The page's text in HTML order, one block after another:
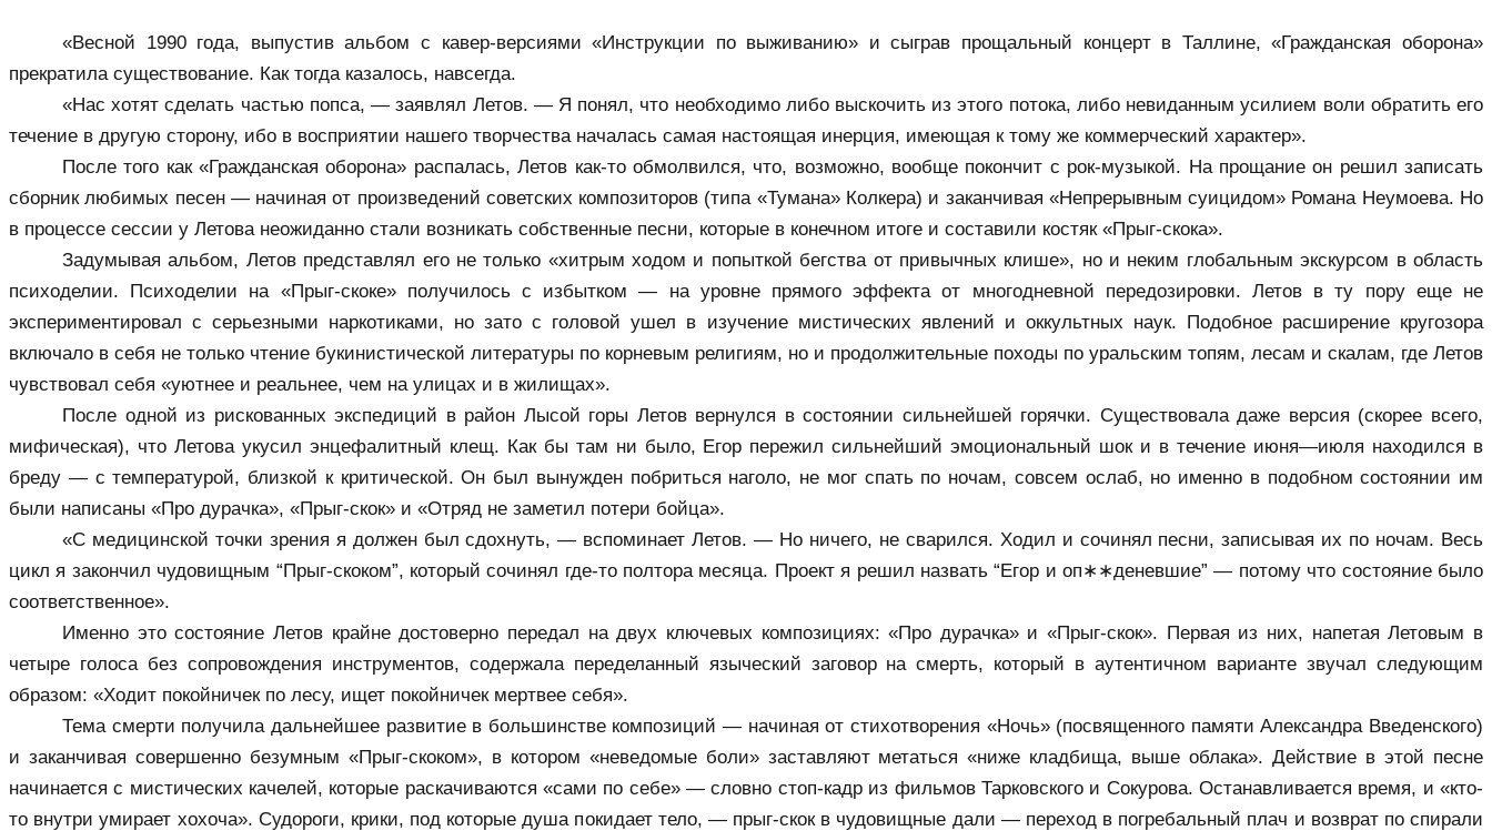
«Весной 1990 года, выпустив альбом с кавер-версиями «Инструкции по выживанию» и сыграв прощальный концерт в Таллине, «Гражданская оборона»
прекратила существование. Как тогда казалось, навсегда.
«Нас хотят сделать частью попса, — заявлял Летов. — Я понял, что необходимо либо выскочить из этого потока, либо невиданным усилием воли обратить его
течение в другую сторону, ибо в восприятии нашего творчества началась самая настоящая инерция, имеющая к тому же коммерческий характер».
После того как «Гражданская оборона» распалась, Летов как-то обмолвился, что, возможно, вообще покончит с рок-музыкой. На прощание он решил записать
сборник любимых песен — начиная от произведений советских композиторов (типа «Тумана» Колкера) и заканчивая «Непрерывным суицидом» Романа Неумоева. Но
в процессе сессии у Летова неожиданно стали возникать собственные песни, которые в конечном итоге и составили костяк «Прыг-скока».
Задумывая альбом, Летов представлял его не только «хитрым ходом и попыткой бегства от привычных клише», но и неким глобальным экскурсом в область
психоделии. Психоделии на «Прыг-скоке» получилось с избытком — на уровне прямого эффекта от многодневной передозировки. Летов в ту пору еще не
экспериментировал с серьезными наркотиками, но зато с головой ушел в изучение мистических явлений и оккультных наук. Подобное расширение кругозора
включало в себя не только чтение букинистической литературы по корневым религиям, но и продолжительные походы по уральским топям, лесам и скалам, где Летов
чувствовал себя «уютнее и реальнее, чем на улицах и в жилищах».
После одной из рискованных экспедиций в район Лысой горы Летов вернулся в состоянии сильнейшей горячки. Существовала даже версия (скорее всего,
мифическая), что Летова укусил энцефалитный клещ. Как бы там ни было, Егор пережил сильнейший эмоциональный шок и в течение июня—июля находился в
бреду — с температурой, близкой к критической. Он был вынужден побриться наголо, не мог спать по ночам, совсем ослаб, но именно в подобном состоянии им
были написаны «Про дурачка», «Прыг-скок» и «Отряд не заметил потери бойца».
«С медицинской точки зрения я должен был сдохнуть, — вспоминает Летов. — Но ничего, не сварился. Ходил и сочинял песни, записывая их по ночам. Весь
цикл я закончил чудовищным “Прыг-скоком”, который сочинял где-то полтора месяца. Проект я решил назвать “Егор и оп∗∗деневшие” — потому что состояние было
соответственное».
Именно это состояние Летов крайне достоверно передал на двух ключевых композициях: «Про дурачка» и «Прыг-скок». Первая из них, напетая Летовым в
четыре голоса без сопровождения инструментов, содержала переделанный языческий заговор на смерть, который в аутентичном варианте звучал следующим
образом: «Ходит покойничек по лесу, ищет покойничек мертвее себя».
Тема смерти получила дальнейшее развитие в большинстве композиций — начиная от стихотворения «Ночь» (посвященного памяти Александра Введенского)
и заканчивая совершенно безумным «Прыг-скоком», в котором «неведомые боли» заставляют метаться «ниже кладбища, выше облака». Действие в этой песне
начинается с мистических качелей, которые раскачиваются «сами по себе» — словно стоп-кадр из фильмов Тарковского и Сокурова. Останавливается время, и «кто-
то внутри умирает хохоча». Судороги, крики, под которые душа покидает тело, — прыг-скок в чудовищные дали — переход в погребальный плач и возврат по спирали